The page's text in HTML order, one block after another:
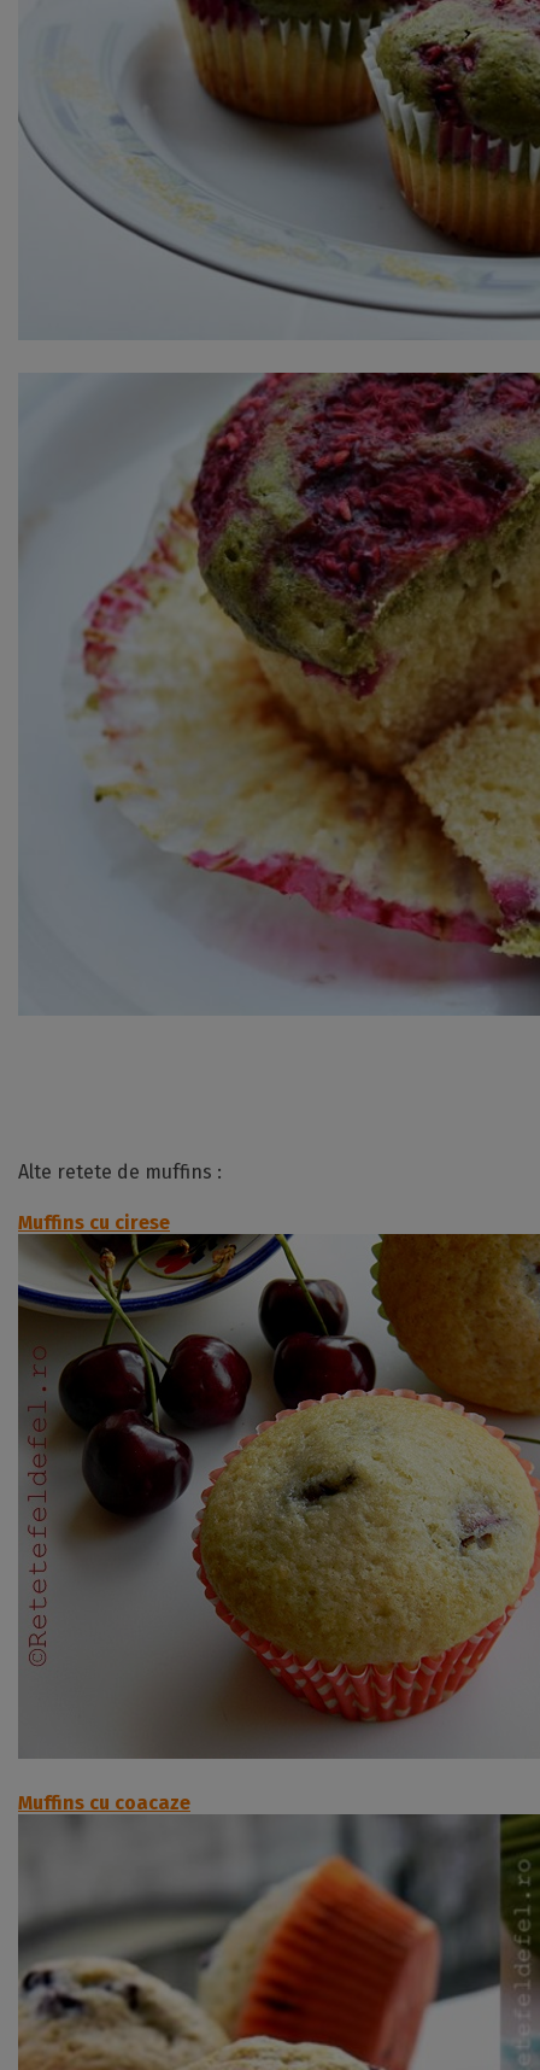
Alte retete de muffins :
Muffins cu cirese
Muffins cu coacaze